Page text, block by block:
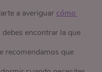
a averiguarcómo
debes encontrar la que
recomendamos que